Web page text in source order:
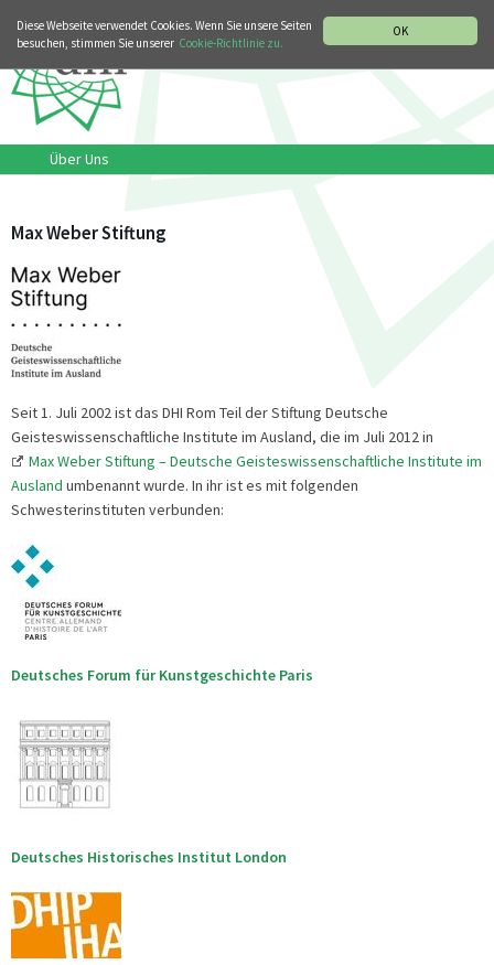
OK
Diese Webseite verwendet Cookies. Wenn Sie unsere Seiten
besuchen, stimmen Sie unserer Cookie-Richtlinie zu.
Über Uns
Max Weber Stiftung
Seit 1. Juli 2002 ist das DHI Rom Teil der Stiftung Deutsche
Geisteswissenschaftliche Institute im Ausland, die im Juli 2012 in
Max Weber Stiftung – Deutsche Geisteswissenschaftliche Institute im
Ausland umbenannt wurde. In ihr ist es mit folgenden
Schwesterinstituten verbunden:
Deutsches Forum für Kunstgeschichte Paris
Deutsches Historisches Institut London